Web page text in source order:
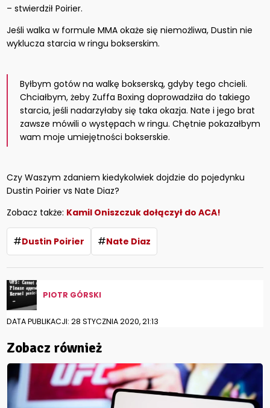
– stwierdził Poirier.
Jeśli walka w formule MMA okaże się niemożliwa, Dustin nie
wyklucza starcia w ringu bokserskim.
Byłbym gotów na walkę bokserską, gdyby tego chcieli.
Chciałbym, żeby Zuffa Boxing doprowadziła do takiego
starcia, jeśli nadarzyłaby się taka okazja. Nate i jego brat
zawsze mówili o występach w ringu. Chętnie pokazałbym
wam moje umiejętności bokserskie.
Czy Waszym zdaniem kiedykolwiek dojdzie do pojedynku
Dustin Poirier vs Nate Diaz?
Zobacz także: Kamil Oniszczuk dołączył do ACA!
#Dustin Poirier #Nate Diaz
PIOTR GÓRSKI
DATA PUBLIKACJI: 28 STYCZNIA 2020, 21:13
Zobacz również